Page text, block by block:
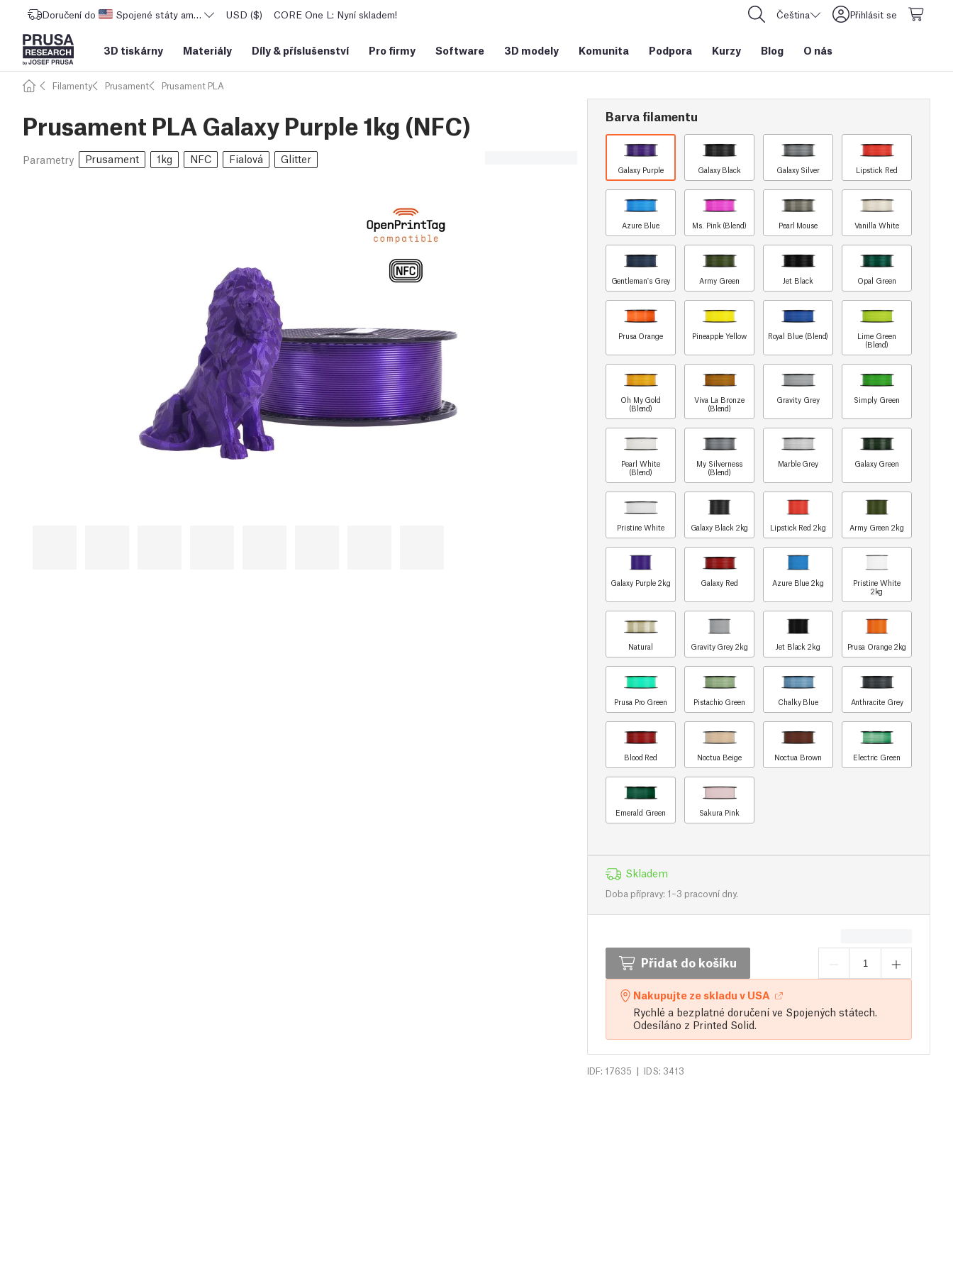
Doručení do Spojené státy americké USD ($) CORE One L: Nyní skladem! Čeština Přihlásit se
3D tiskárny Materiály Díly & příslušenství Pro firmy Software 3D modely Komunita Podpora Kurzy Blog O nás
Filamenty Prusament Prusament PLA
Prusament PLA Galaxy Purple 1kg (NFC)
Parametry Prusament 1kg NFC Fialová Glitter
Barva filamentu
Galaxy Purple Galaxy Black Galaxy Silver Lipstick Red
Azure Blue Ms. Pink (Blend) Pearl Mouse Vanilla White
Gentleman's Grey Army Green Jet Black Opal Green
Prusa Orange Pineapple Yellow Royal Blue (Blend)
Lime Green
(Blend)
Oh My Gold
(Blend)
Viva La Bronze
(Blend)
Gravity Grey Simply Green
Pearl White
(Blend)
My Silverness
(Blend)
Marble Grey Galaxy Green
Pristine White Galaxy Black 2kg Lipstick Red 2kg Army Green 2kg
Galaxy Purple 2kg Galaxy Red Azure Blue 2kg
Pristine White
2kg
Natural Gravity Grey 2kg Jet Black 2kg Prusa Orange 2kg
Prusa Pro Green Pistachio Green Chalky Blue Anthracite Grey
Blood Red Noctua Beige Noctua Brown Electric Green
Emerald Green Sakura Pink
Skladem
Doba přípravy: 1–3 pracovní dny.
Přidat do košíku
Nakupujte ze skladu v USA
Rychlé a bezplatné doručení ve Spojených státech.
Odesíláno z Printed Solid.
IDF: 17635 | IDS: 3413